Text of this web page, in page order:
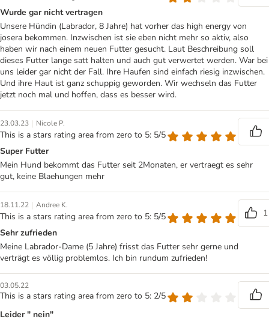
Wurde gar nicht vertragen
Unsere Hündin (Labrador, 8 Jahre) hat vorher das high energy von
josera bekommen. Inzwischen ist sie eben nicht mehr so aktiv, also
haben wir nach einem neuen Futter gesucht. Laut Beschreibung soll
dieses Futter lange satt halten und auch gut verwertet werden. War bei
uns leider gar nicht der Fall. Ihre Haufen sind einfach riesig inzwischen.
Und ihre Haut ist ganz schuppig geworden. Wir wechseln das Futter
jetzt noch mal und hoffen, dass es besser wird.
23.03.23 | Nicole P.
This is a stars rating area from zero to 5: 5/5
Super Futter
Mein Hund bekommt das Futter seit 2Monaten, er vertraegt es sehr
gut, keine Blaehungen mehr
18.11.22 | Andree K.
This is a stars rating area from zero to 5: 5/5
1
Sehr zufrieden
Meine Labrador-Dame (5 Jahre) frisst das Futter sehr gerne und
verträgt es völlig problemlos. Ich bin rundum zufrieden!
03.05.22
This is a stars rating area from zero to 5: 2/5
Leider " nein"